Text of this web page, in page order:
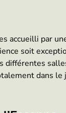
accueilli par
soit
dans le